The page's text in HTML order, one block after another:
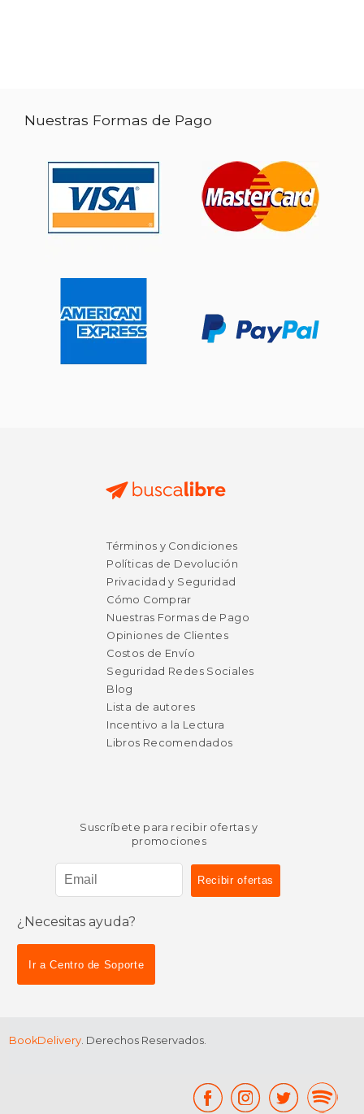
Nuestras Formas de Pago
Términos y Condiciones
Políticas de Devolución
Privacidad y Seguridad
Cómo Comprar
Nuestras Formas de Pago
Opiniones de Clientes
Costos de Envío
Seguridad Redes Sociales
Blog
Lista de autores
Incentivo a la Lectura
Libros Recomendados
Suscríbete para recibir ofertas y
promociones
¿Necesitas ayuda?
Ir a Centro de Soporte
BookDelivery. Derechos Reservados.